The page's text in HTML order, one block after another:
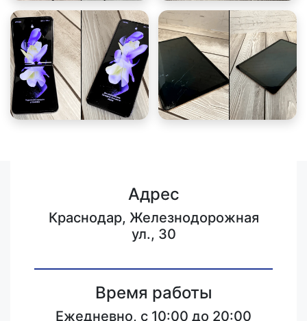
Адрес
Краснодар, Железнодорожная
ул., 30
Время работы
Ежедневно, с 10:00 до 20:00